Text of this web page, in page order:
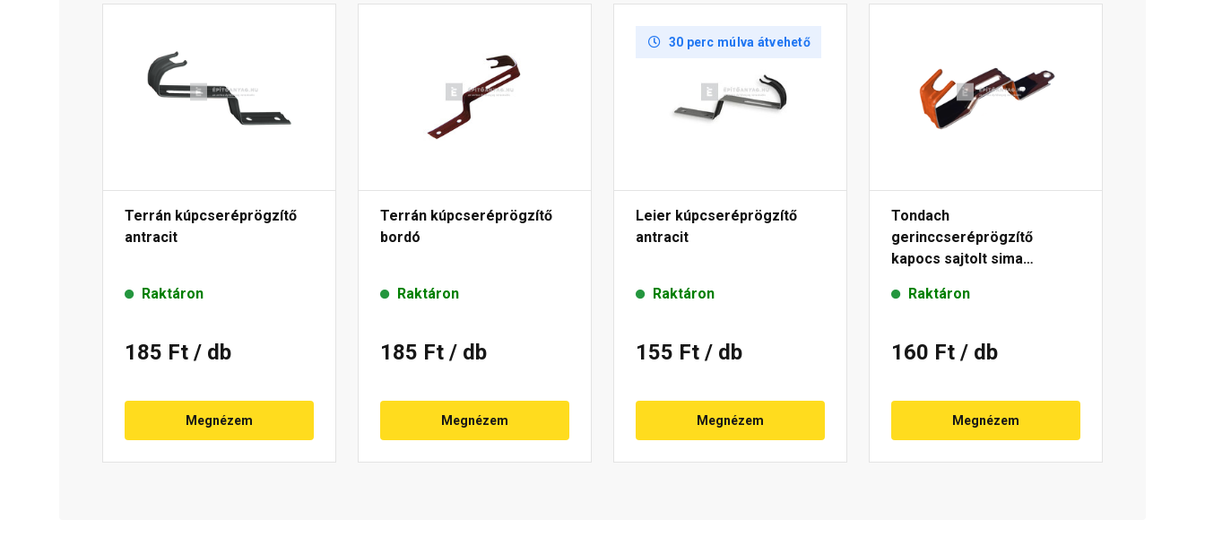
Terrán kúpcseréprögzítő
antracit
Raktáron
185 Ft / db
Megnézem
Terrán kúpcseréprögzítő
bordó
Raktáron
185 Ft / db
Megnézem
30 perc múlva átvehető
Leier kúpcseréprögzítő
antracit
Raktáron
155 Ft / db
Megnézem
Tondach
gerinccseréprögzítő
kapocs sajtolt sima
Raktáron
160 Ft / db
Megnézem